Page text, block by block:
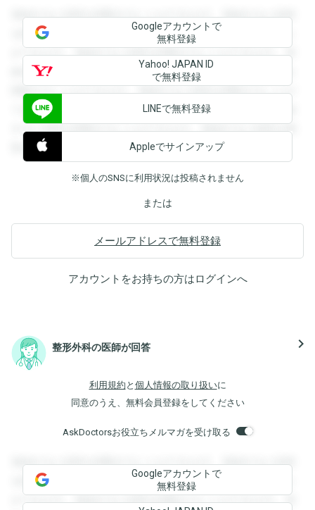
登録すると回答を閲覧することができます。登録すると回答
を閲覧することができます。登録すると回答を閲覧すること
ができます。登録すると回答を閲覧することができます。登
録すると回答を閲覧することができます。登録すると回答を
閲覧することができます。登録すると回答を閲覧することが
できます。登録すると回答を閲覧することができます。登録
すると回答を閲覧することができます。登録すると回答を閲
覧することができます。
Googleアカウントで
無料登録
Yahoo! JAPAN ID
で無料登録
LINEで無料登録
Appleでサインアップ
※個人のSNSに利用状況は投稿されません
または
メールアドレスで無料登録
アカウントをお持ちの方はログインへ
整形外科の医師が回答 navigate_next
利用規約 と 個人情報の取り扱いに
同意のうえ、無料会員登録をしてください
AskDoctorsお役立ちメルマガを受け取る
登録すると回答を閲覧することができます。登録すると回答
を閲覧することができます。登録すると回答を閲覧すること
ができます。登録すると回答を閲覧することができます。登
Googleアカウントで
無料登録